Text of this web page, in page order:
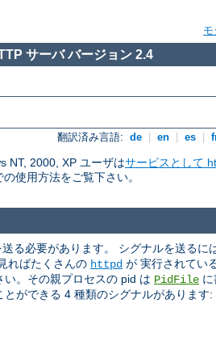
サーバ バージョン 2.4
翻訳済み言語: de en es
NT, 2000, XP ユーザはサービスとして
使用方法をご覧下さい。
る必要があります。 シグナルを送るに
ればたくさんの httpd が 実行されてい
。その親プロセスの pid は PidFile に
ができる 4 種類のシグナルがあります: